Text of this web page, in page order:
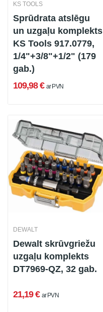
KS TOOLS
Sprūdrata atslēgu
un uzgaļu komplekts
KS Tools 917.0779,
1/4"+3/8"+1/2" (179
gab.)
109,98 € ar PVN
DEWALT
Dewalt skrūvgriežu
uzgaļu komplekts
DT7969-QZ, 32 gab.
21,19 € ar PVN